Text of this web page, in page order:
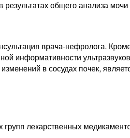
результатах общего анализа
врача-нефролога.
информативности
в сосудах почек,
лекарственных